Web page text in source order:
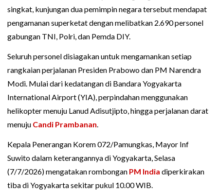
singkat, kunjungan dua pemimpin negara tersebut mendapat
pengamanan superketat dengan melibatkan 2.690 personel
gabungan TNI, Polri, dan Pemda DIY.
Seluruh personel disiagakan untuk mengamankan setiap
rangkaian perjalanan Presiden Prabowo dan PM Narendra
Modi. Mulai dari kedatangan di Bandara Yogyakarta
International Airport (YIA), perpindahan menggunakan
helikopter menuju Lanud Adisutjipto, hingga perjalanan darat
menuju Candi Prambanan.
Kepala Penerangan Korem 072/Pamungkas, Mayor Inf
Suwito dalam keterangannya di Yogyakarta, Selasa
(7/7/2026) mengatakan rombongan PM India diperkirakan
tiba di Yogyakarta sekitar pukul 10.00 WIB.